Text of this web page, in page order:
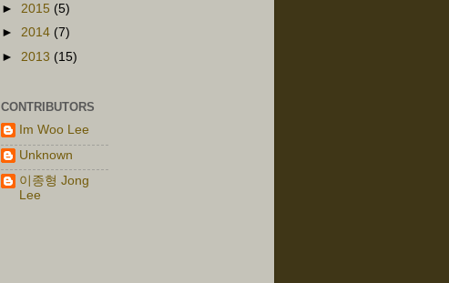
► 2015 (5)
► 2014 (7)
► 2013 (15)
CONTRIBUTORS
Im Woo Lee
Unknown
이종형 Jong
Lee